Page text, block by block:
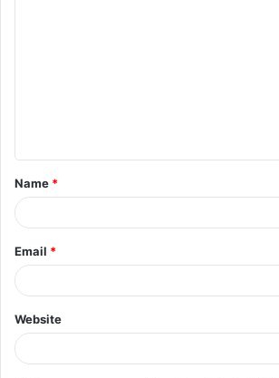
t
*
Name *
Email *
Website